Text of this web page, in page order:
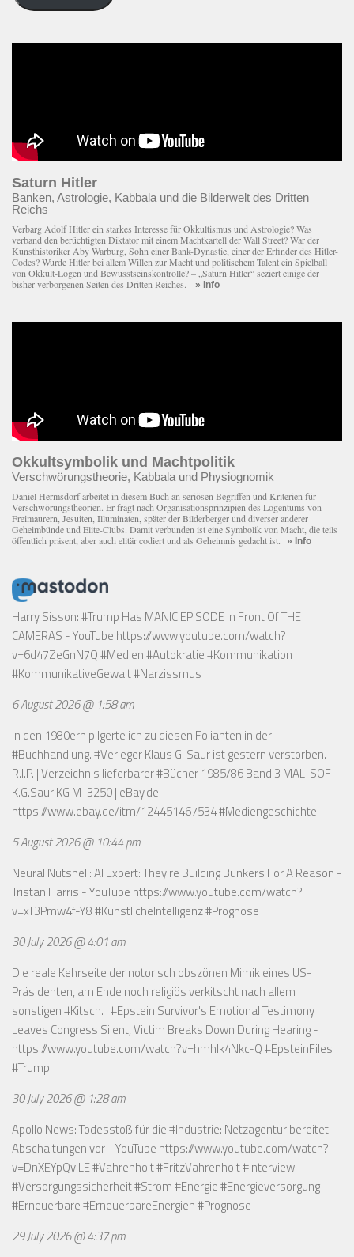
eingeben
Saturn Hitler
Banken, Astrologie, Kabbala und die Bilderwelt des Dritten
Reichs
Verbarg Adolf Hitler ein starkes Interesse für Okkultismus und Astrologie? Was
verband den berüchtigten Diktator mit einem Macht­kartell der Wall Street? War der
Kunsthistoriker Aby Warburg, Sohn einer Bank-Dynastie, einer der Erfinder des Hitler-
Codes? Wurde Hitler bei allem Willen zur Macht und politischem Talent ein Spielball
von Okkult-Logen und Bewusstseinskontrolle? – „Saturn Hitler“ seziert einige der
bisher verborgenen Seiten des Dritten Reiches. » Info
Okkultsymbolik und Machtpolitik
Verschwörungstheorie, Kabbala und Physiognomik
Daniel Hermsdorf arbeitet in diesem Buch an seriösen Begriffen und Kriterien für
Verschwörungstheorien. Er fragt nach Organisationsprinzipien des Logentums von
Freimaurern, Jesuiten, Illuminaten, später der Bilderberger und diverser anderer
Geheimbünde und Elite-Clubs. Damit verbunden ist eine Symbolik von Macht, die teils
öffentlich präsent, aber auch elitär codiert und als Geheimnis gedacht ist. » Info
Harry Sisson: #Trump Has MANIC EPISODE In Front Of THE
CAMERAS - YouTube https://www.youtube.com/watch?
v=6d47ZeGnN7Q#Medien #Autokratie #Kommunikation
#KommunikativeGewalt #Narzissmus
6 August 2026 @ 1:58 am
In den 1980ern pilgerte ich zu diesen Folianten in der
#Buchhandlung. #Verleger Klaus G. Saur ist gestern verstorben.
R.I.P. | Verzeichnis lieferbarer #Bücher 1985/86 Band 3 MAL-SOF
K.G.Saur KG M-3250 | eBay.de
https://www.ebay.de/itm/124451467534#Mediengeschichte
5 August 2026 @ 10:44 pm
Neural Nutshell: AI Expert: They're Building Bunkers For A Reason -
Tristan Harris - YouTube https://www.youtube.com/watch?
v=xT3Pmw4f-Y8#KünstlicheIntelligenz #Prognose
30 July 2026 @ 4:01 am
Die reale Kehrseite der notorisch obszönen Mimik eines US-
Präsidenten, am Ende noch religiös verkitscht nach allem
sonstigen #Kitsch. | #Epstein Survivor's Emotional Testimony
Leaves Congress Silent, Victim Breaks Down During Hearing -
https://www.youtube.com/watch?v=hmhlk4Nkc-Q#EpsteinFiles
#Trump
30 July 2026 @ 1:28 am
Apollo News: Todesstoß für die #Industrie: Netzagentur bereitet
Abschaltungen vor - YouTube https://www.youtube.com/watch?
v=DnXEYpQvILE#Vahrenholt #FritzVahrenholt #Interview
#Versorgungssicherheit #Strom #Energie #Energieversorgung
#Erneuerbare #ErneuerbareEnergien #Prognose
29 July 2026 @ 4:37 pm